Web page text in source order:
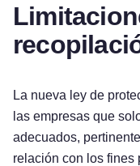
La nueva ley de
las empresas que
adecuados,
relación con los fines